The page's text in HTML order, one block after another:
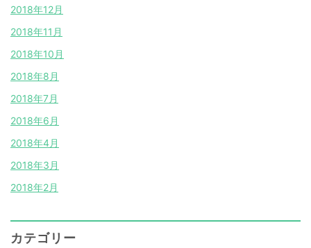
2018年12月
2018年11月
2018年10月
2018年8月
2018年7月
2018年6月
2018年4月
2018年3月
2018年2月
カテゴリー